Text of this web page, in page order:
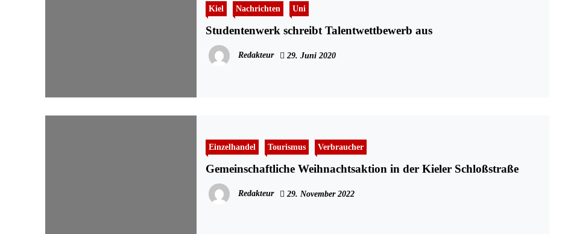
Kiel Nachrichten Uni
Studentenwerk schreibt Talentwettbewerb aus
Redakteur 29. Juni 2020
Einzelhandel Tourismus Verbraucher
Gemeinschaftliche Weihnachtsaktion in der Kieler Schloßstraße
Redakteur 29. November 2022